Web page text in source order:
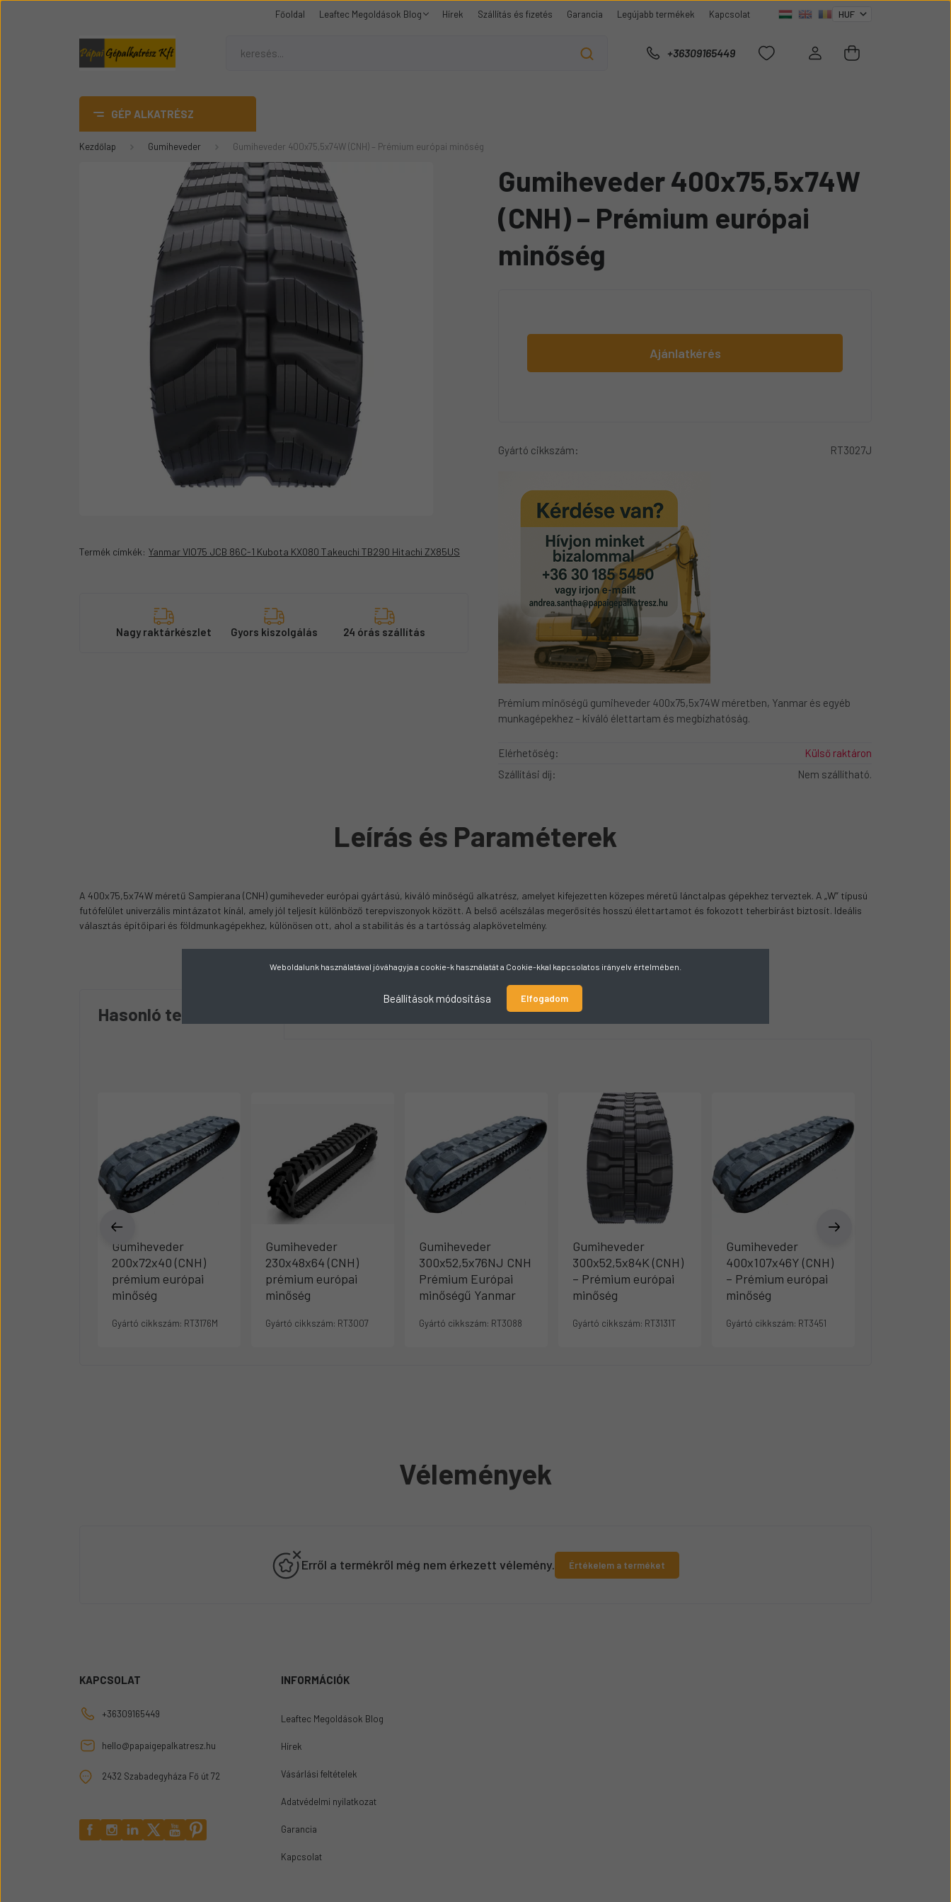
Főoldal Leaftec Megoldások Blog Hírek Szállítás és fizetés Garancia Legújabb termékek Kapcsolat
+36309165449
GÉP ALKATRÉSZ
AdBlue
DANA SPICER híd alkatrész
Mezőgazdasági gép
Épitőipari gépalkatrészek
Teleszkópos rakódó
Üzemanyag adagolók
Kezdőlap Gumiheveder Gumiheveder 400x75,5x74W (CNH) – Prémium európai minőség
Termék címkék: Yanmar VIO75 JCB 86C-1 Kubota KX080 Takeuchi TB290 Hitachi ZX85US
Nagy raktárkészlet Gyors kiszolgálás 24 órás szállítás
Gumiheveder 400x75,5x74W
(CNH) – Prémium európai
minőség
Ajánlatkérés
Gyártó cikkszám: RT3027J
Prémium minőségű gumiheveder 400x75,5x74W méretben, Yanmar és egyéb
munkagépekhez – kiváló élettartam és megbízhatóság.
Elérhetőség:
Külső raktáron
Szállítási díj:
Nem szállítható.
Leírás és Paraméterek
A 400x75,5x74W méretű Sampierana (CNH) gumiheveder európai gyártású, kiváló minőségű alkatrész, amelyet kifejezetten közepes méretű lánctalpas gépekhez terveztek. A „W” típusú
futófelület univerzális mintázatot kínál, amely jól teljesít különböző terepviszonyok között. A belső acélszálas megerősítés hosszú élettartamot és fokozott teherbírást biztosít. Ideális
választás építőipari és földmunkagépekhez, különösen ott, ahol a stabilitás és a tartósság alapkövetelmény.
Hasonló termékek
Gumiheveder
200x72x40 (CNH)
prémium európai
minőség
Gyártó cikkszám: RT3176M
Gumiheveder
230x48x64 (CNH)
prémium európai
minőség
Gyártó cikkszám: RT3007
Gumiheveder
300x52,5x76NJ CNH
Prémium Európai
minőségű Yanmar
Gyártó cikkszám: RT3088
Gumiheveder
300x52,5x84K (CNH)
– Prémium európai
minőség
Gyártó cikkszám: RT3131T
Gumiheveder
400x107x46Y (CNH)
– Prémium európai
minőség
Gyártó cikkszám: RT3451
Vélemények
Erről a termékről még nem érkezett vélemény. Értékelem a terméket
KAPCSOLAT
+36309165449
hello@papaigepalkatresz.hu
2432 Szabadegyháza Fő út 72
INFORMÁCIÓK
Leaftec Megoldások Blog
Hírek
Vásárlási feltételek
Adatvédelmi nyilatkozat
Garancia
Kapcsolat
Weboldalunk használatával jóváhagyja a cookie-k használatát a Cookie-kkal kapcsolatos irányelv értelmében.
Beállítások módosítása Elfogadom